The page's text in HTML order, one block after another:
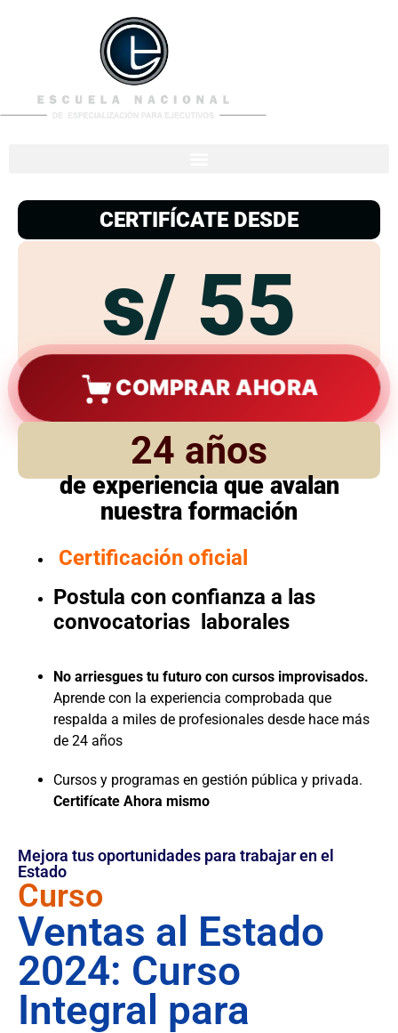
CERTIFÍCATE DESDE
s/ 55
COMPRAR AHORA
24 años
de experiencia que avalan
nuestra formación
Certificación oficial
Postula con confianza a las
convocatorias laborales
No arriesgues tu futuro con cursos improvisados.
Aprende con la experiencia comprobada que
respalda a miles de profesionales desde hace más
de 24 años
Cursos y programas en gestión pública y privada.
Certifícate Ahora mismo
Mejora tus oportunidades para trabajar en el
Estado
Curso
Ventas al Estado
2024: Curso
Integral para